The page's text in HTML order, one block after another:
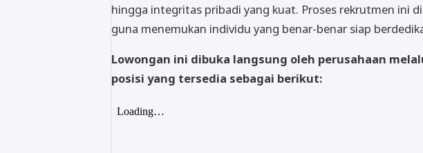
hingga integritas pribadi yang kuat. Proses rekrutmen ini
guna menemukan individu yang benar-benar siap
Lowongan ini dibuka langsung oleh perusahaan
posisi yang tersedia sebagai berikut: